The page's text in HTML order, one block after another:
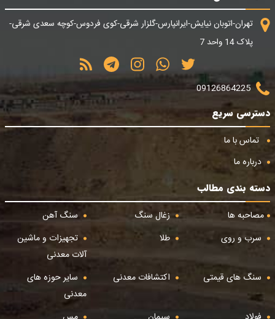
تهران-اتوبان نیایش-ایرانپارس-گلزار شرقی-کوی فردوس-کوچه سعدی شرقی-
پلاک 14 واحد 7
09126864225
دسترسی سریع
تماس با ما
درباره ما
دسته بندی مطالب
مصاحبه ها
زغال سنگ
سنگ آهن
سرب و روی
طلا
تجهیزات و ماشین
آلات معدنی
سنگ های قیمتی
اکتشافات معدنی
سایر حوزه های
معدنی